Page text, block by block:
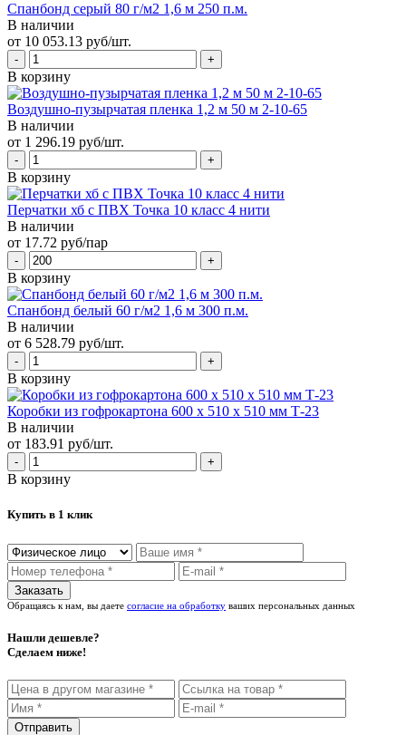
Спанбонд серый 80 г/м2 1,6 м 250 п.м.
В наличии
от 10 053.13 руб/шт.
В корзину
Воздушно-пузырчатая пленка 1,2 м 50 м 2-10-65
В наличии
от 1 296.19 руб/шт.
В корзину
Перчатки хб с ПВХ Точка 10 класс 4 нити
В наличии
от 17.72 руб/пар
В корзину
Спанбонд белый 60 г/м2 1,6 м 300 п.м.
В наличии
от 6 528.79 руб/шт.
В корзину
Коробки из гофрокартона 600 х 510 х 510 мм Т-23
В наличии
от 183.91 руб/шт.
В корзину
Купить в 1 клик
Обращаясь к нам, вы даете согласие на обработку ваших персональных данных
Нашли дешевле?
Сделаем ниже!